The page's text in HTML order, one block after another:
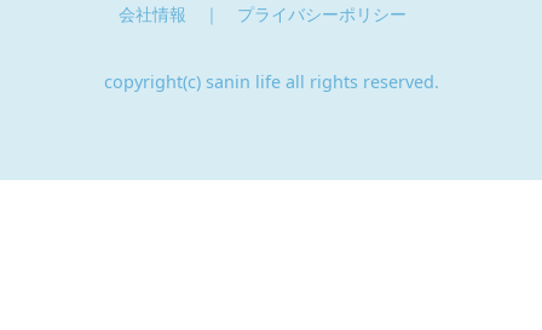
会社情報 ｜ プライバシーポリシー
copyright(c) sanin life all rights reserved.